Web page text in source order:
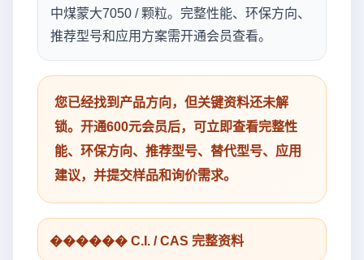
中煤蒙大7050 / 颗粒。完整性能、环保方向、
推荐型号和应用方案需开通会员查看。
您已经找到产品方向，但关键资料还未解
锁。开通600元会员后，可立即查看完整性
能、环保方向、推荐型号、替代型号、应用
建议，并提交样品和询价需求。
������ C.I. / CAS 完整资料